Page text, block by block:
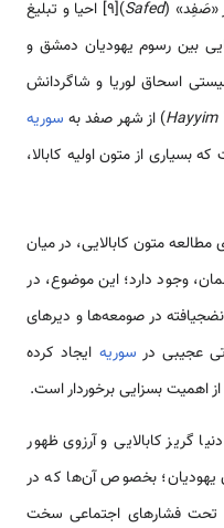
Safed
)[9] احیا و تبلیغ
بین رسوم یهودیان دمشق و
اسحاق لوریا و شاگردانش
Hayyim) از شهر صفد به سوریه
از متون اولیه کابالا،
متون کابالایی، در میان
وجود دارد؛ این موضوع، در
عجیبی در سوریه ایجاد کرده
اهمیت بسزایی برخوردار ‌‌‌است.
دنیا گریز کابالایی و آرزوی ظهور
یهودیان؛ بخصوص آن­‌‌‌‌‌‌‌‌‌‌ها که در
تحت فشار‌‌‌‌‌‌‌‌‌‌های اجتماعی سخت